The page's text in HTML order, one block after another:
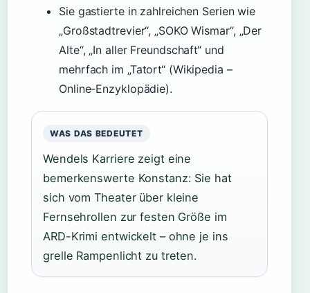
Sie gastierte in zahlreichen Serien wie
„Großstadtrevier“, „SOKO Wismar“, „Der
Alte“, „In aller Freundschaft“ und
mehrfach im „Tatort“ (Wikipedia –
Online-Enzyklopädie).
WAS DAS BEDEUTET
Wendels Karriere zeigt eine
bemerkenswerte Konstanz: Sie hat
sich vom Theater über kleine
Fernsehrollen zur festen Größe im
ARD-Krimi entwickelt – ohne je ins
grelle Rampenlicht zu treten.